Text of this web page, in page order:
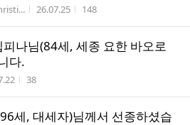
자 작성시간
26.07.25 조회수
148
나님(84세, 세종 요한 바오로
다.
간 조회수
38
세, 대세자)님께서 선종하셨습